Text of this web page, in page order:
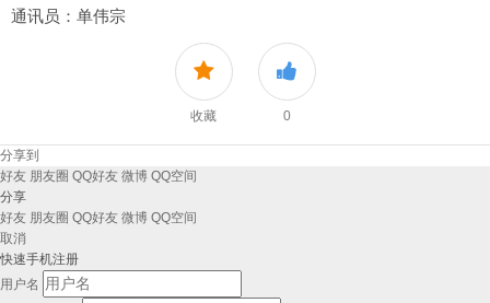
通讯员：单伟宗
收藏 0
分享到
好友 朋友圈 QQ好友 微博 QQ空间
分享
好友 朋友圈 QQ好友 微博 QQ空间
取消
快速手机注册
用户名